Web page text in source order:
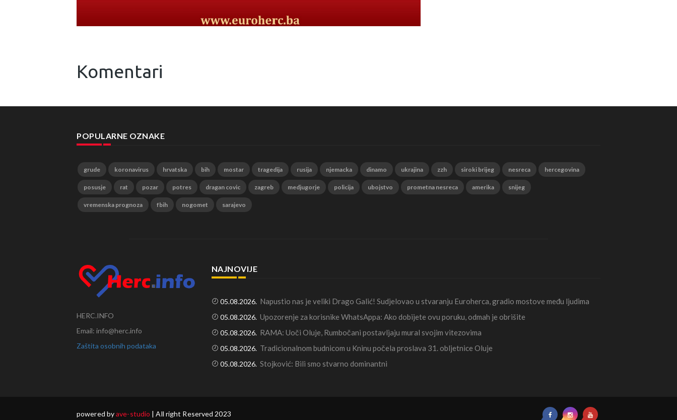
Komentari
POPULARNE OZNAKE
grude koronavirus hrvatska bih mostar tragedija rusija njemacka dinamo ukrajina zzh siroki brijeg nesreca hercegovina
posusje rat pozar potres dragan covic zagreb medjugorje policija ubojstvo prometna nesreca amerika snijeg
vremenska prognoza fbih nogomet sarajevo
HERC.INFO
Email: info@herc.info
Zaštita osobnih podataka
NAJNOVIJE
05.08.2026. Napustio nas je veliki Drago Galić! Sudjelovao u stvaranju Euroherca, gradio mostove među ljudima
05.08.2026. Upozorenje za korisnike WhatsAppa: Ako dobijete ovu poruku, odmah je obrišite
05.08.2026. RAMA: Uoči Oluje, Rumbočani postavljaju mural svojim vitezovima
05.08.2026. Tradicionalnom budnicom u Kninu počela proslava 31. obljetnice Oluje
05.08.2026. Stojković: Bili smo stvarno dominantni
powered byave-studio | All right Reserved 2023